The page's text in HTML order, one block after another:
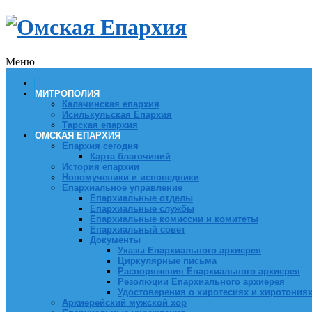
Меню
МИТРОПОЛИЯ
Калачинская епархия
Исилькульская Епархия
Тарская епархия
ОМСКАЯ ЕПАРХИЯ
Епархия сегодня
Карта благочиний
История епархии
Новомученики и исповедники
Епархиальное управление
Епархиальные отделы
Епархиальные службы
Епархиальные комиссии и комитеты
Епархиальный совет
Документы
Указы Епархиального архиерея
Циркулярные письма
Распоряжения Епархиального архиерея
Резолюции Епархиального архиерея
Удостоверения о хиротесиях и хиротониях
Архиерейский мужской хор